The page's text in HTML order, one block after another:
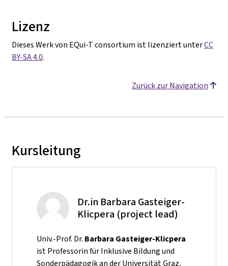
Lizenz
Dieses Werk von EQui-T consortium ist lizenziert unterCC
BY-SA 4.0.
Zurück zur Navigation
Kursleitung
Dr.in Barbara Gasteiger-
Klicpera (project lead)
Univ.-Prof. Dr. Barbara Gasteiger-Klicpera
ist Professorin für Inklusive Bildung und
Sonderpädagogik an der Universität Graz,